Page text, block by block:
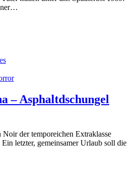
– Asphaltdschungel
Noir der temporeichen Extraklasse
letzter, gemeinsamer Urlaub soll die